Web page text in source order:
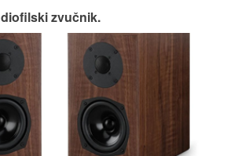
zvučnik.